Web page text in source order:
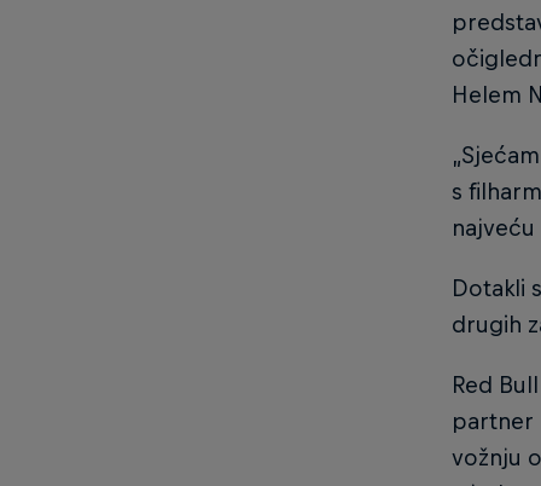
Helem
s
najveću
Dotakli
drugih
Red
partner
vožnju